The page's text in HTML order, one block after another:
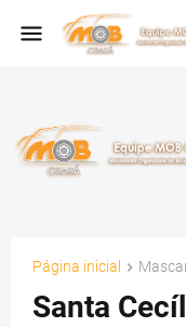
Página inicial
Santa